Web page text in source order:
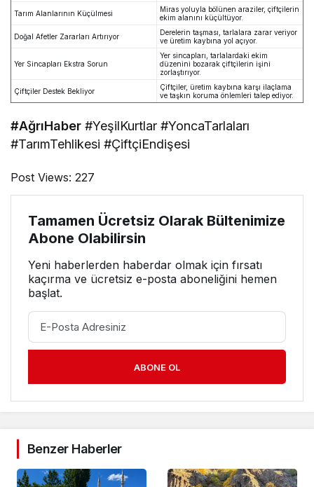
Tarım Alanlarının Küçülmesi
Miras yoluyla bölünen araziler, çiftçilerin
ekim alanını küçültüyor.
Doğal Afetler Zararları Artırıyor
Derelerin taşması, tarlalara zarar veriyor
ve üretim kaybına yol açıyor.
Yer Sincapları Ekstra Sorun
Yer sincapları, tarlalardaki ekim
düzenini bozarak çiftçilerin işini
zorlaştırıyor.
Çiftçiler Destek Bekliyor
Çiftçiler, üretim kaybına karşı ilaçlama
ve taşkın koruma önlemleri talep ediyor.
#AğrıHaber #YeşilKurtlar #YoncaTarlaları
#TarımTehlikesi #ÇiftçiEndişesi
Post Views: 227
Tamamen Ücretsiz Olarak Bültenimize
Abone Olabilirsin
Yeni haberlerden haberdar olmak için fırsatı
kaçırma ve ücretsiz e-posta aboneliğini hemen
başlat.
ABONE OL
Benzer Haberler